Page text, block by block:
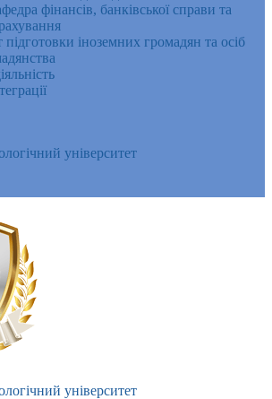
фінансів, банківської справи та
підготовки іноземних громадян та осіб
університет
університет